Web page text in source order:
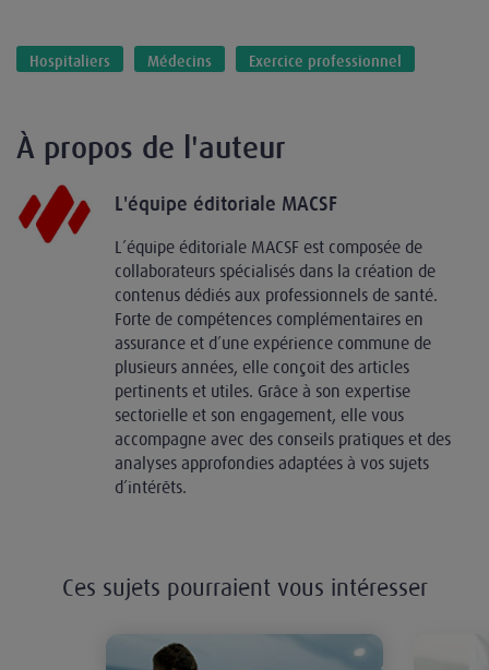
Hospitaliers Médecins Exercice professionnel
À propos de l'auteur
L'équipe éditoriale MACSF
L’équipe éditoriale MACSF est composée de
collaborateurs spécialisés dans la création de
contenus dédiés aux professionnels de santé.
Forte de compétences complémentaires en
assurance et d’une expérience commune de
plusieurs années, elle conçoit des articles
pertinents et utiles. Grâce à son expertise
sectorielle et son engagement, elle vous
accompagne avec des conseils pratiques et des
analyses approfondies adaptées à vos sujets
d’intérêts.
Ces sujets pourraient vous intéresser
Un statut unique de praticien